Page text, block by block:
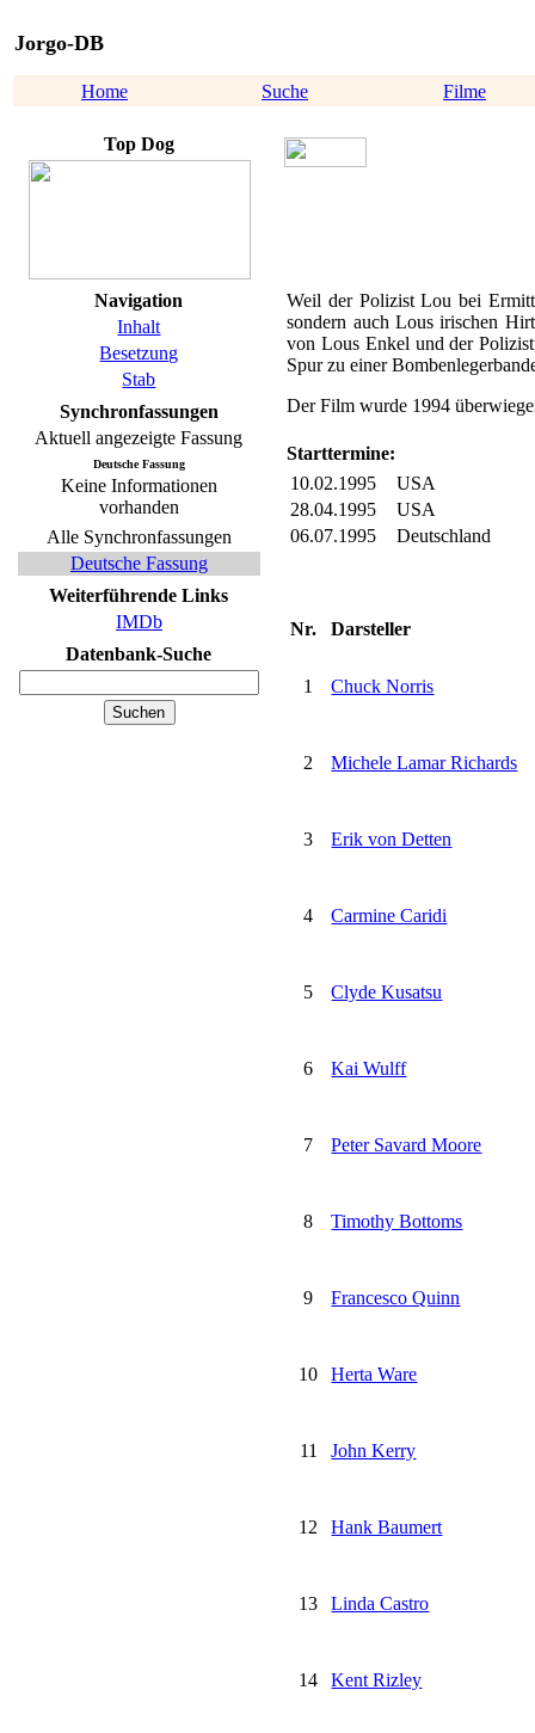
Jorgo-DB
Home Suche Filme
Top Dog
Navigation
Inhalt
Besetzung
Stab
Synchronfassungen
Aktuell angezeigte Fassung
Deutsche Fassung
Keine Informationen
vorhanden
Alle Synchronfassungen
Deutsche Fassung
Weiterführende Links
IMDb
Datenbank-Suche
Weil der Polizist Lou bei
sondern auch Lous irischen
von Lous Enkel und der
Spur zu einer
Der Film wurde 1994
Starttermine:
10.02.1995
USA
28.04.1995
USA
06.07.1995
Deutschland
Nr. Darsteller
1 Chuck Norris
2 Michele Lamar Richards
3 Erik von Detten
4 Carmine Caridi
5 Clyde Kusatsu
6 Kai Wulff
7 Peter Savard Moore
8 Timothy Bottoms
9 Francesco Quinn
10 Herta Ware
11 John Kerry
12 Hank Baumert
13 Linda Castro
14 Kent Rizley